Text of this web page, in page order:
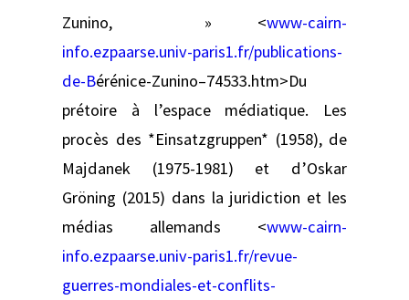
Zunino, » <www-cairn-
info.ezpaarse.univ-paris1.fr/publications-
de-Bérénice-Zunino–74533.htm>Du
prétoire à l’espace médiatique. Les
procès des *Einsatzgruppen* (1958), de
Majdanek (1975-1981) et d’Oskar
Gröning (2015) dans la juridiction et les
médias allemands <www-cairn-
info.ezpaarse.univ-paris1.fr/revue-
guerres-mondiales-et-conflits-